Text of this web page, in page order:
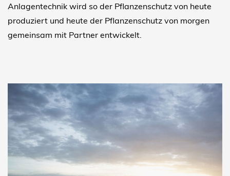
Anlagentechnik wird so der Pflanzenschutz von heute
produziert und heute der Pflanzenschutz von morgen
gemeinsam mit Partner entwickelt.